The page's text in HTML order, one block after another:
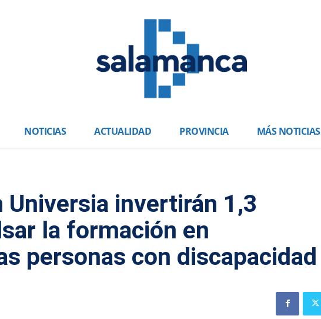
NOTICIAS ACTUALIDAD PROVINCIA MÁS NOTICIAS
Universia invertirán 1,3
la formación en
personas con discapacidad